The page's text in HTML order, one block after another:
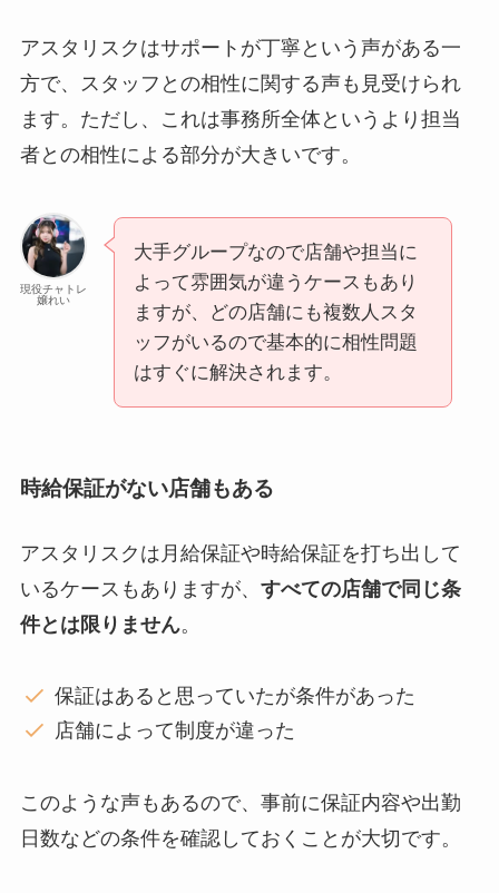
アスタリスクはサポートが丁寧という声がある一
方で、スタッフとの相性に関する声も見受けられ
ます。ただし、これは事務所全体というより担当
者との相性による部分が大きいです。
現役チャトレ
嬢れい
大手グループなので店舗や担当に
よって雰囲気が違うケースもあり
ますが、どの店舗にも複数人スタ
ッフがいるので基本的に相性問題
はすぐに解決されます。
時給保証がない店舗もある
アスタリスクは月給保証や時給保証を打ち出して
いるケースもありますが、 すべての店舗で同じ条
件とは限りません。
保証はあると思っていたが条件があった
店舗によって制度が違った
このような声もあるので、事前に保証内容や出勤
日数などの条件を確認しておくことが大切です。